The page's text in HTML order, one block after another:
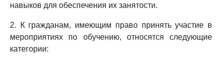
навыков для обеспечения их занятости.
2. К гражданам, имеющим право принять участие в
мероприятиях по обучению, относятся следующие
категории: